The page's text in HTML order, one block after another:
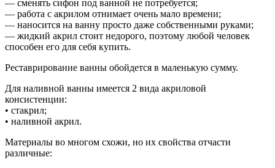
— сменять сифон под ванной не потребуется;
— работа с акрилом отнимает очень мало времени;
— наносится на ванну просто даже собственными руками;
— жидкий акрил стоит недорого, поэтому любой человек
способен его для себя купить.
Реставрирование ванны обойдется в маленькую сумму.
Для наливной ванны имеется 2 вида акриловой
консистенции:
• стакрил;
• наливной акрил.
Материалы во многом схожи, но их свойства отчасти
различные: